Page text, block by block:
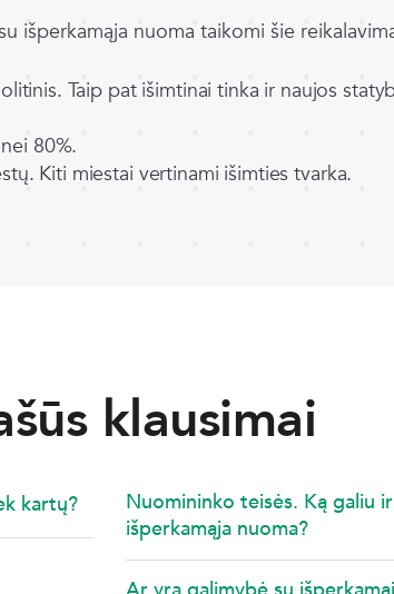
išperkamąja nuoma taikomi šie
Taip pat išimtinai tinka ir naujos
80%.
Kiti miestai vertinami išimties tvarka.
klausimai
kartų?
Nuomininko teisės. Ką galiu
išperkamąja nuoma?